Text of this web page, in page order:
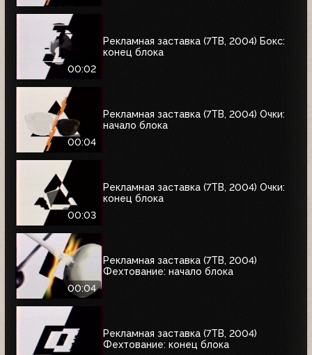
00:02
Рекламная заставка (7ТВ, 2004) Бокс:
конец блока
00:04
Рекламная заставка (7ТВ, 2004) Очки:
начало блока
00:03
Рекламная заставка (7ТВ, 2004) Очки:
конец блока
00:04
Рекламная заставка (7ТВ, 2004)
Фехтование: начало блока
Рекламная заставка (7ТВ, 2004)
Фехтование: конец блока